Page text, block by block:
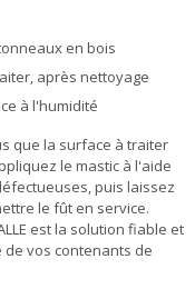
en bois
après nettoyage
à l'humidité
que la surface à traiter
le mastic à l'aide
puis laissez
le fût en service.
est la solution fiable et
vos contenants de